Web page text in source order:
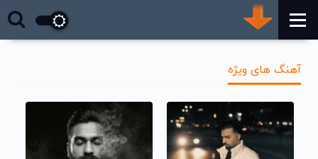
آهنگ های ویژه